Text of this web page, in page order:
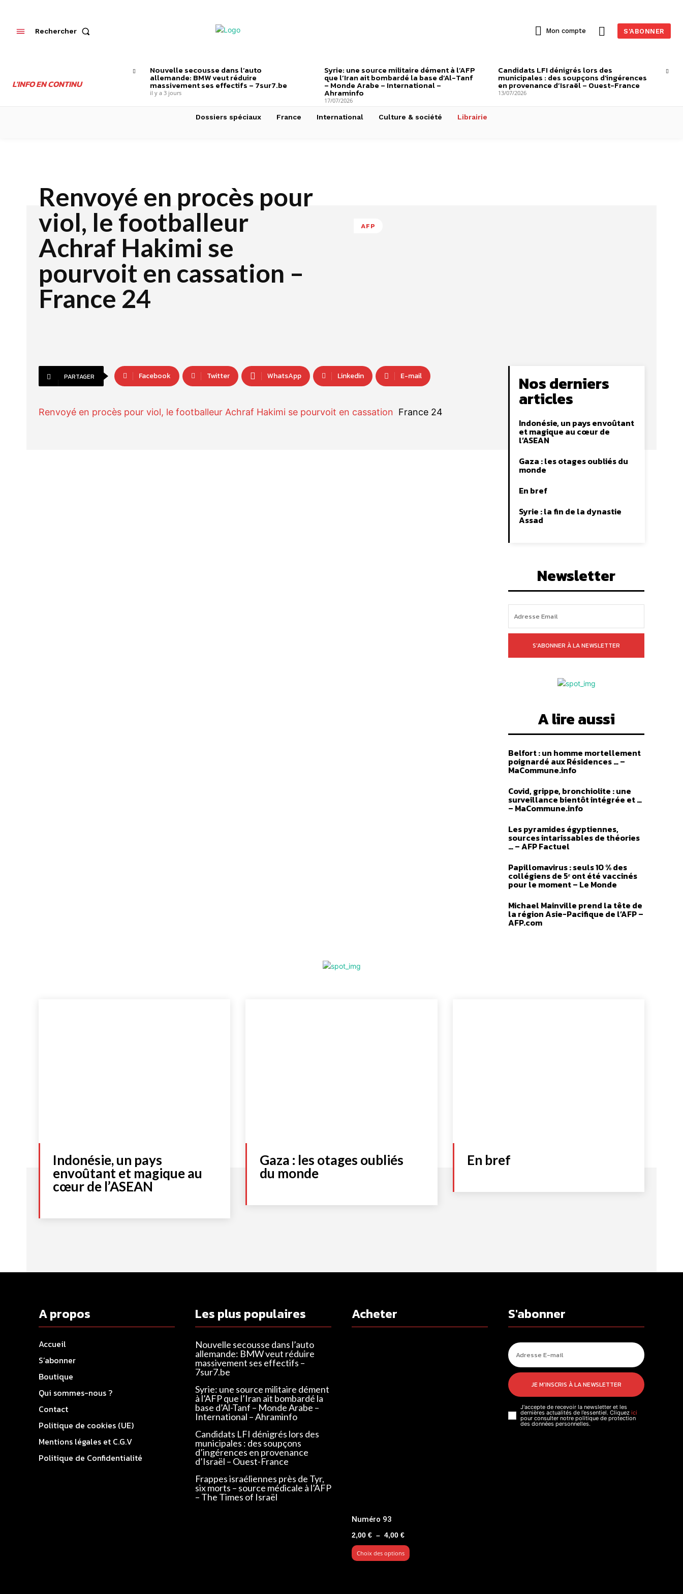
Rechercher Mon compte S'ABONNER
L'INFO EN CONTINU
Nouvelle secousse dans l’auto
allemande: BMW veut réduire
massivement ses effectifs – 7sur7.be
il y a 3 jours
Syrie: une source militaire dément à l’AFP
que l’Iran ait bombardé la base d’Al-Tanf
– Monde Arabe – International –
Ahraminfo
17/07/2026
Candidats LFI dénigrés lors des
municipales : des soupçons d’ingérences
en provenance d’Israël – Ouest-France
13/07/2026
Dossiers spéciaux France International Culture & société Librairie
Renvoyé en procès pour
viol, le footballeur
Achraf Hakimi se
pourvoit en cassation –
France 24
AFP
PARTAGER Facebook Twitter WhatsApp Linkedin E-mail
Renvoyé en procès pour viol, le footballeur Achraf Hakimi se pourvoit en cassation France 24
Nos derniers
articles
Indonésie, un pays envoûtant
et magique au cœur de
l’ASEAN
Gaza : les otages oubliés du
monde
En bref
Syrie : la fin de la dynastie
Assad
Newsletter
S'ABONNER À LA NEWSLETTER
A lire aussi
Belfort : un homme mortellement
poignardé aux Résidences … –
MaCommune.info
Covid, grippe, bronchiolite : une
surveillance bientôt intégrée et …
– MaCommune.info
Les pyramides égyptiennes,
sources intarissables de théories
… – AFP Factuel
Papillomavirus : seuls 10 % des
collégiens de 5ᵉ ont été vaccinés
pour le moment – Le Monde
Michael Mainville prend la tête de
la région Asie-Pacifique de l’AFP –
AFP.com
Indonésie, un pays
envoûtant et magique au
cœur de l’ASEAN
Gaza : les otages oubliés
du monde
En bref
A propos
Accueil
S’abonner
Boutique
Qui sommes-nous ?
Contact
Politique de cookies (UE)
Mentions légales et C.G.V
Politique de Confidentialité
Les plus populaires
Nouvelle secousse dans l’auto
allemande: BMW veut réduire
massivement ses effectifs –
7sur7.be
Syrie: une source militaire dément
à l’AFP que l’Iran ait bombardé la
base d’Al-Tanf – Monde Arabe –
International – Ahraminfo
Candidats LFI dénigrés lors des
municipales : des soupçons
d’ingérences en provenance
d’Israël – Ouest-France
Frappes israéliennes près de Tyr,
six morts – source médicale à l’AFP
– The Times of Israël
Acheter
Numéro 93
2,00 € – 4,00 €Plage
de
prix :
Choix des options
S'abonner
JE M'INSCRIS À LA NEWSLETTER
J'accepte de recevoir la newsletter et les
dernières actualités de l’essentiel. Cliquez ici
pour consulter notre politique de protection
des données personnelles.